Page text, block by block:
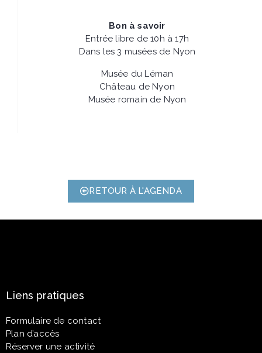
Bon à savoir
Entrée libre de 10h à 17h
Dans les 3 musées de Nyon
Musée du Léman
Château de Nyon
Musée romain de Nyon
RETOUR À L'AGENDA
Liens pratiques
Formulaire de contact
Plan d’accès
Réserver une activité